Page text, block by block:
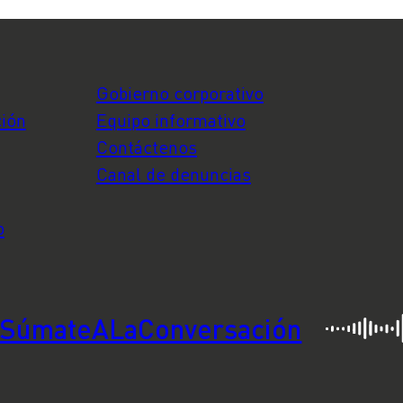
Gobierno corporativo
Equipo informativo
Contáctenos
Canal de denuncias
SúmateALaConversación